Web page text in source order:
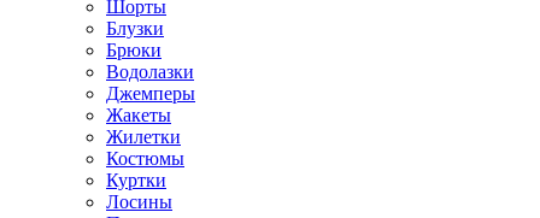
Шорты
Блузки
Брюки
Водолазки
Джемперы
Жакеты
Жилетки
Костюмы
Куртки
Лосины